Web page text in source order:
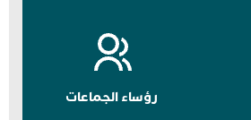
رؤساء الجماعات